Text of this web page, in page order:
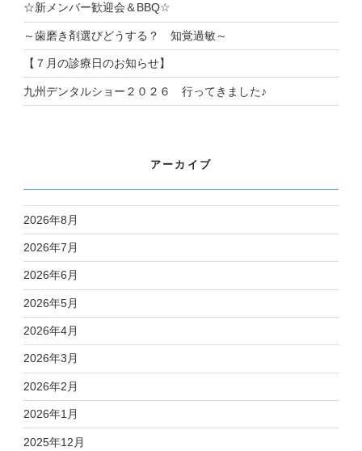
☆新メンバー歓迎会＆BBQ☆
～歯磨き剤選びどうする？ 知覚過敏～
【７月の診療日のお知らせ】
九州デンタルショー２０２６ 行ってきました♪
アーカイブ
2026年8月
2026年7月
2026年6月
2026年5月
2026年4月
2026年3月
2026年2月
2026年1月
2025年12月